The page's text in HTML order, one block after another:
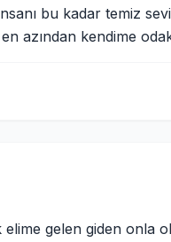
bu kadar temiz
azından kendime
elime gelen giden